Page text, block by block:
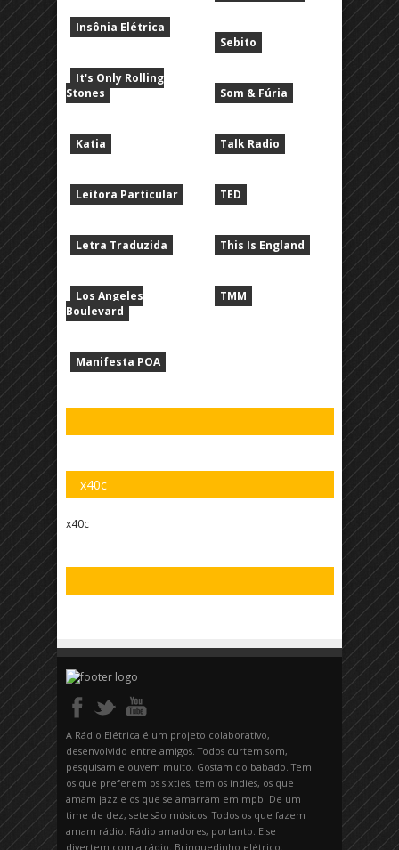
Insônia Elétrica
It's Only Rolling
Stones
Katia
Leitora Particular
Letra Traduzida
Los Angeles
Boulevard
Manifesta POA
Sebito
Som & Fúria
Talk Radio
TED
This Is England
TMM
x40c
x40c
A Rádio Elétrica é um projeto colaborativo,
desenvolvido entre amigos. Todos curtem som,
pesquisam e ouvem muito. Gostam do babado. Tem
os que preferem os sixties, tem os indies, os que
amam jazz e os que se amarram em mpb. De um
time de dez, sete são músicos. Todos os que fazem
amam rádio. Rádio amadores, portanto. E se
divertem com a rádio. Brinquedinho elétrico.